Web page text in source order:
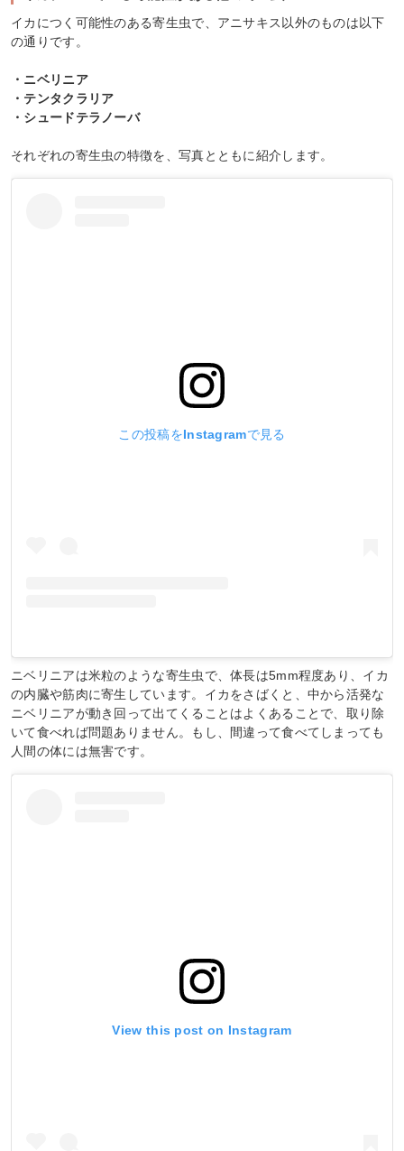
イカにつく可能性のある寄生虫で、アニサキス以外のものは以下
の通りです。
・ニベリニア
・テンタクラリア
・シュードテラノーバ
それぞれの寄生虫の特徴を、写真とともに紹介します。
この投稿をInstagramで見る
ニベリニアは米粒のような寄生虫で、体長は5mm程度あり、イカ
の内臓や筋肉に寄生しています。イカをさばくと、中から活発な
ニベリニアが動き回って出てくることはよくあることで、取り除
いて食べれば問題ありません。もし、間違って食べてしまっても
人間の体には無害です。
View this post on Instagram